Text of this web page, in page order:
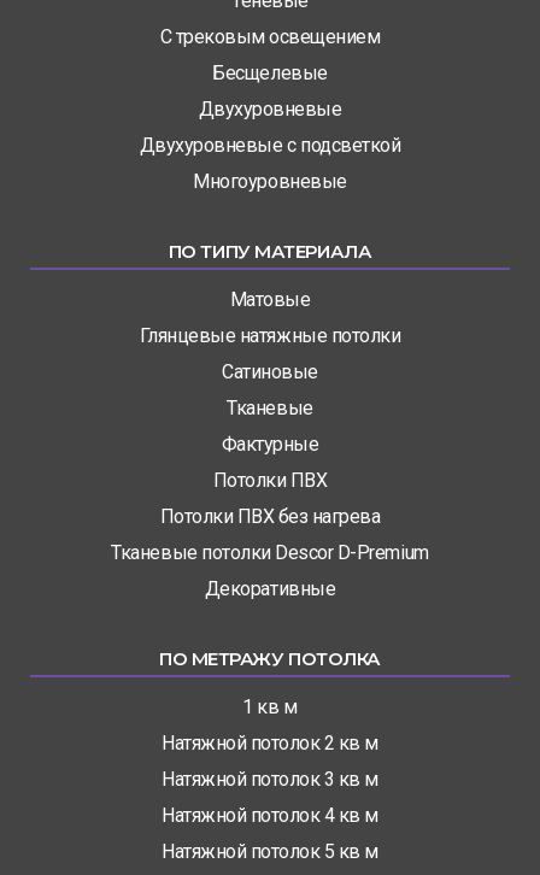
С трековым освещением
Бесщелевые
Двухуровневые
Двухуровневые с подсветкой
Многоуровневые
ПО ТИПУ МАТЕРИАЛА
Матовые
Глянцевые натяжные потолки
Сатиновые
Тканевые
Фактурные
Потолки ПВХ
Потолки ПВХ без нагрева
Тканевые потолки Descor D-Premium
Декоративные
ПО МЕТРАЖУ ПОТОЛКА
1 кв м
Натяжной потолок 2 кв м
Натяжной потолок 3 кв м
Натяжной потолок 4 кв м
Натяжной потолок 5 кв м